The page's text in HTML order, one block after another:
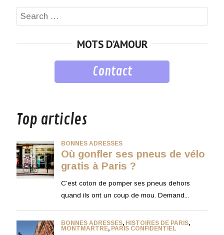
Search
MOTS D’AMOUR
Contact
Top articles